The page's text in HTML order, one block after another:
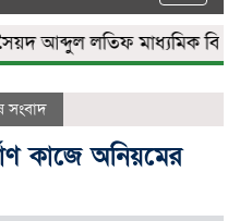
লতিফ মাধ্যমিক
সংবাদ
কাজে অনিয়মের